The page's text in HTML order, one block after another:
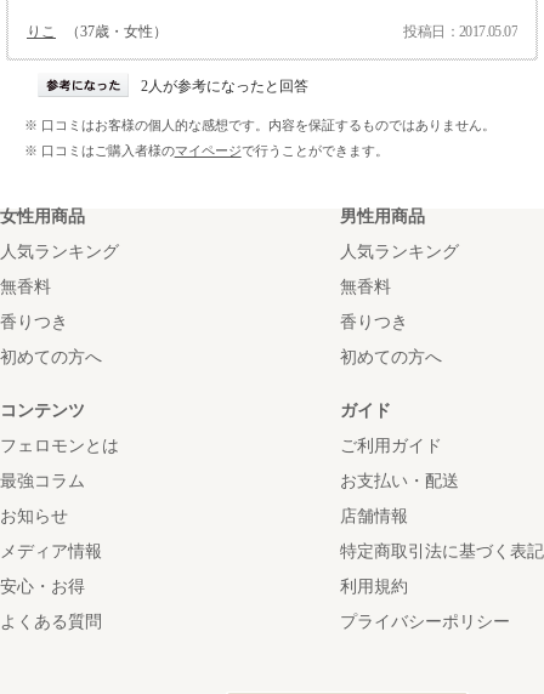
りこ （37歳・女性） 投稿日：2017.05.07
2人が参考になったと回答
※ 口コミはお客様の個人的な感想です。内容を保証するものではありません。
※ 口コミはご購入者様のマイページで行うことができます。
女性用商品
人気ランキング
無香料
香りつき
初めての方へ
男性用商品
人気ランキング
無香料
香りつき
初めての方へ
コンテンツ
フェロモンとは
最強コラム
お知らせ
メディア情報
安心・お得
よくある質問
ガイド
ご利用ガイド
お支払い・配送
店舗情報
特定商取引法に基づく表記
利用規約
プライバシーポリシー